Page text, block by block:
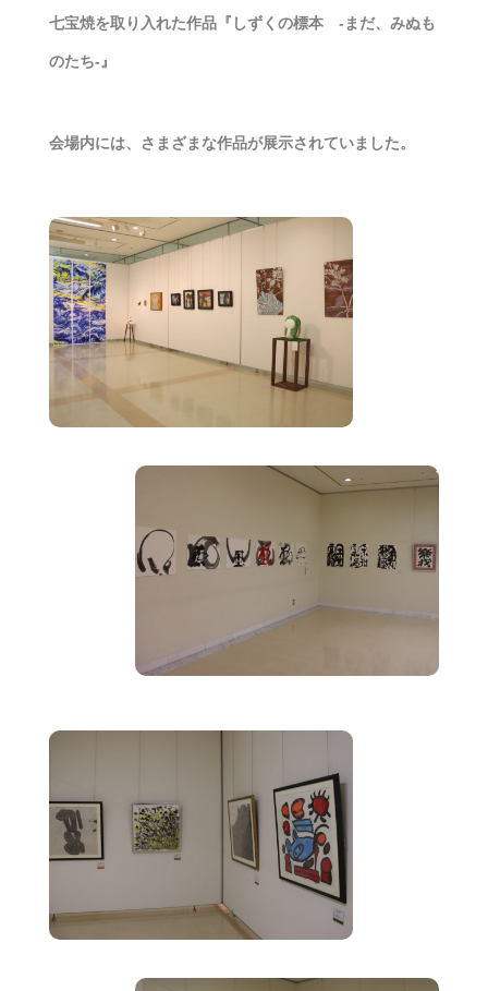
七宝焼を取り入れた作品『しずくの標本 -まだ、みぬも
のたち-』
会場内には、さまざまな作品が展示されていました。